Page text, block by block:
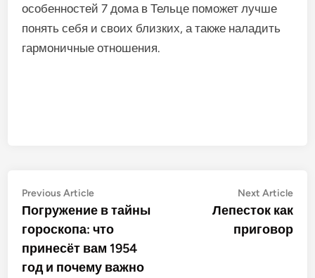
особенностей 7 дома в Тельце поможет лучше
понять себя и своих близких, а также наладить
гармоничные отношения.
Post
navigation
Previous ArticlePrevious
article:
Погружение в тайны
гороскопа: что
принесёт вам 1954
год и почему важно
Next Article
Лепесток как
приговор